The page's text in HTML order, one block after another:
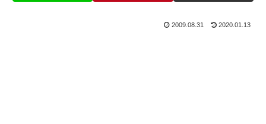
2009.08.31 2020.01.13